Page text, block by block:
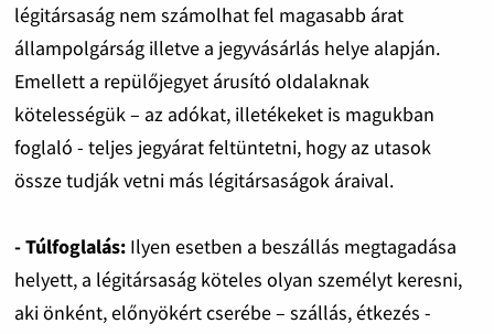
légitársaság nem számolhat fel magasabb árat
állampolgárság illetve a jegyvásárlás helye alapján.
Emellett a repülőjegyet árusító oldalaknak
kötelességük – az adókat, illetékeket is magukban
foglaló - teljes jegyárat feltüntetni, hogy az utasok
össze tudják vetni más légitársaságok áraival.
- Túlfoglalás:Ilyen esetben a beszállás megtagadása
helyett, a légitársaság köteles olyan személyt keresni,
aki önként, előnyökért cserébe – szállás, étkezés -